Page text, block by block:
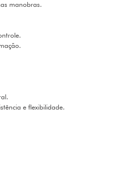
manobras.
e flexibilidade.